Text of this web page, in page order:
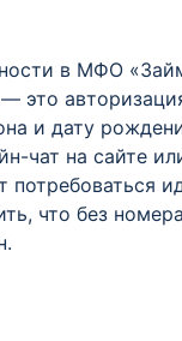
в МФО
это
и дату
чат на сайте
что без